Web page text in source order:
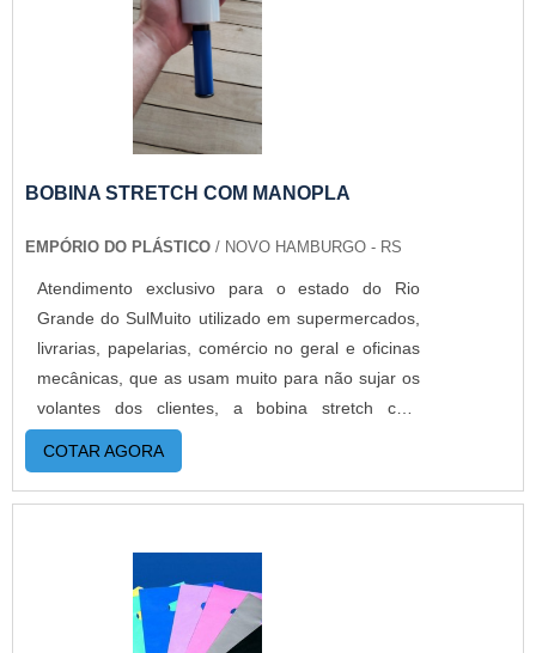
BOBINA STRETCH COM MANOPLA
EMPÓRIO DO PLÁSTICO / NOVO HAMBURGO - RS
Atendimento exclusivo para o estado do Rio
Grande do SulMuito utilizado em supermercados,
livrarias, papelarias, comércio no geral e oficinas
mecânicas, que as usam muito para não sujar os
volantes dos clientes, a bobina stretch com
manopla é indicada para estabelecimentos que
realizam o processo de arqueação de forma
manual através do uso do filme stretch que
paletização.O PRODUTO GARANTE UMA SÉRIE
DE BENEFÍCIOSFabricado em polietileno de alta
resistência, o tubete de plástico acoplado a
manopla estão aptos a paletizar produtos e
COTAR AGORA